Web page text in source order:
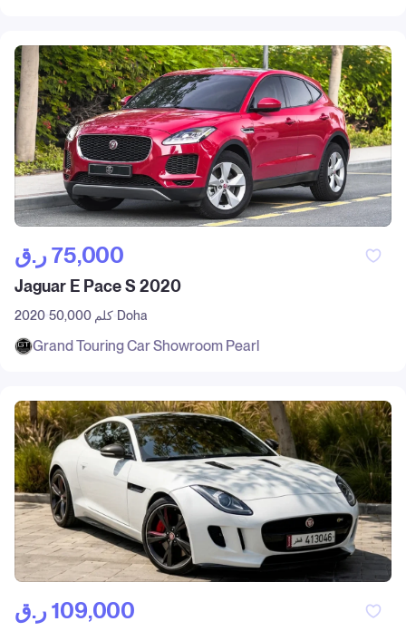
ر.ق‎ 75,000
Jaguar E Pace S 2020
2020 50,000 كلم Doha
Grand Touring Car Showroom Pearl
ر.ق‎ 109,000